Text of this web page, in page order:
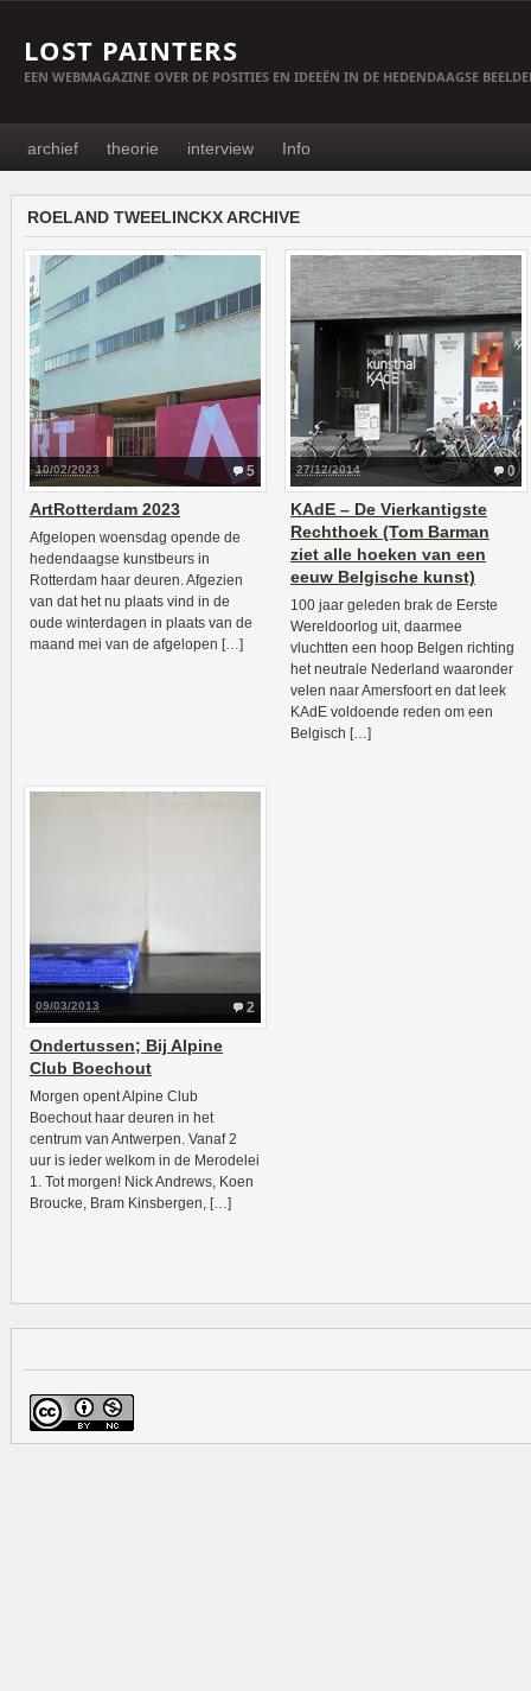
LOST PAINTERS
EEN WEBMAGAZINE OVER DE POSITIES EN IDEEËN IN DE HEDENDAAGSE
archief theorie interview Info
ROELAND TWEELINCKX ARCHIVE
5
10/02/2023
ArtRotterdam 2023
Afgelopen woensdag opende de
hedendaagse kunstbeurs in
Rotterdam haar deuren. Afgezien
van dat het nu plaats vind in de
oude winterdagen in plaats van de
maand mei van de afgelopen […]
0
27/12/2014
KAdE – De Vierkantigste
Rechthoek (Tom Barman
ziet alle hoeken van een
eeuw Belgische kunst)
100 jaar geleden brak de Eerste
Wereldoorlog uit, daarmee
vluchtten een hoop Belgen richting
het neutrale Nederland waaronder
velen naar Amersfoort en dat leek
KAdE voldoende reden om een
Belgisch […]
2
09/03/2013
Ondertussen; Bij Alpine
Club Boechout
Morgen opent Alpine Club
Boechout haar deuren in het
centrum van Antwerpen. Vanaf 2
uur is ieder welkom in de Merodelei
1. Tot morgen! Nick Andrews, Koen
Broucke, Bram Kinsbergen, […]